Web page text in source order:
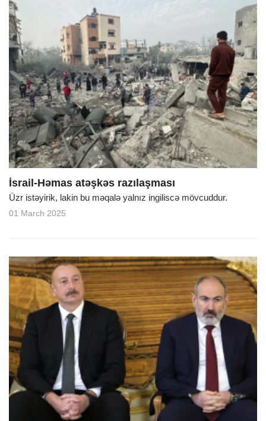
İsrail-Həmas atəşkəs razılaşması
Üzr istəyirik, lakin bu məqalə yalnız ingiliscə mövcuddur.
01 March 2025